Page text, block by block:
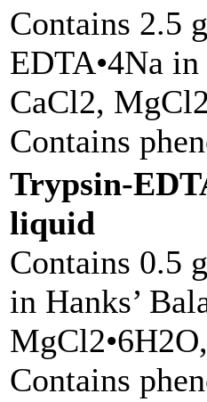
Contains 2.5
EDTA•4Na
CaCl2,
Contains
Trypsin-
liquid
Contains 0.5
in Hanks’
Contains